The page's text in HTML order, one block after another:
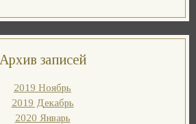
Архив записей
2019 Ноябрь
2019 Декабрь
2020 Январь